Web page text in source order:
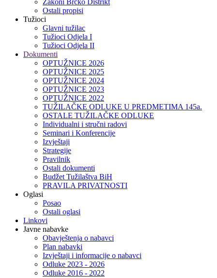
Zakoni Brčko Distrikt
Ostali propisi
Tužioci
Glavni tužilac
Tužioci Odjela I
Tužioci Odjela II
Dokumenti
OPTUŽNICE 2026
OPTUŽNICE 2025
OPTUŽNICE 2024
OPTUŽNICE 2023
OPTUŽNICE 2022
TUŽILAČKE ODLUKE U PREDMETIMA 145a.
OSTALE TUŽILAČKE ODLUKE
Individualni i stručni radovi
Seminari i Konferencije
Izvještaji
Strategije
Pravilnik
Ostali dokumenti
Budžet Tužilaštva BiH
PRAVILA PRIVATNOSTI
Oglasi
Posao
Ostali oglasi
Linkovi
Javne nabavke
Obavještenja o nabavci
Plan nabavki
Izvještaji i informacije o nabavci
Odluke 2023 - 2026
Odluke 2016 - 2022